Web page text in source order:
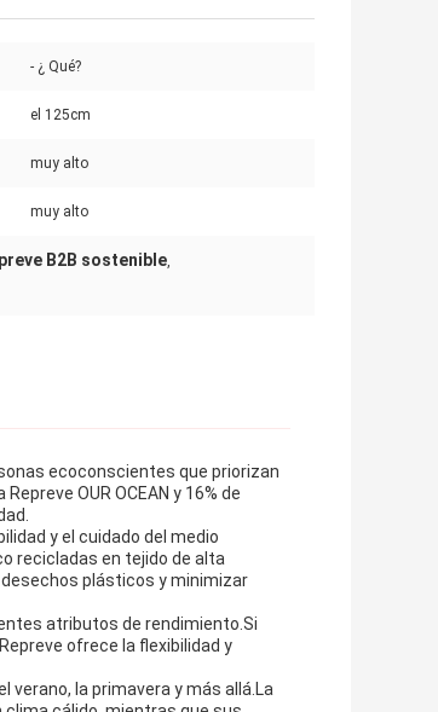
- ¿ Qué?
el 125cm
muy alto
muy alto
B2B sostenible,
ecoconscientes que priorizan
OUR OCEAN y 16% de
y el cuidado del medio
recicladas en tejido de alta
plásticos y minimizar
atributos de rendimiento.Si
ofrece la flexibilidad y
verano, la primavera y más allá.La